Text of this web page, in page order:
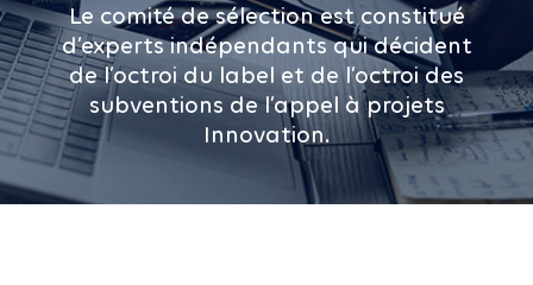
Le comité de sélection est constitué
d’experts indépendants qui décident
de l’octroi du label et de l’octroi des
subventions de l’appel à projets
Innovation.